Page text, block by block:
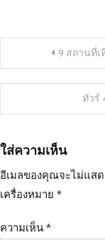
แนะแนว
เรื่อง
9 สถานที่เ
ทัวร์
ใส่ความเห็น
อีเมลของคุณจะไม่แส
เครื่องหมาย *
ความเห็น *